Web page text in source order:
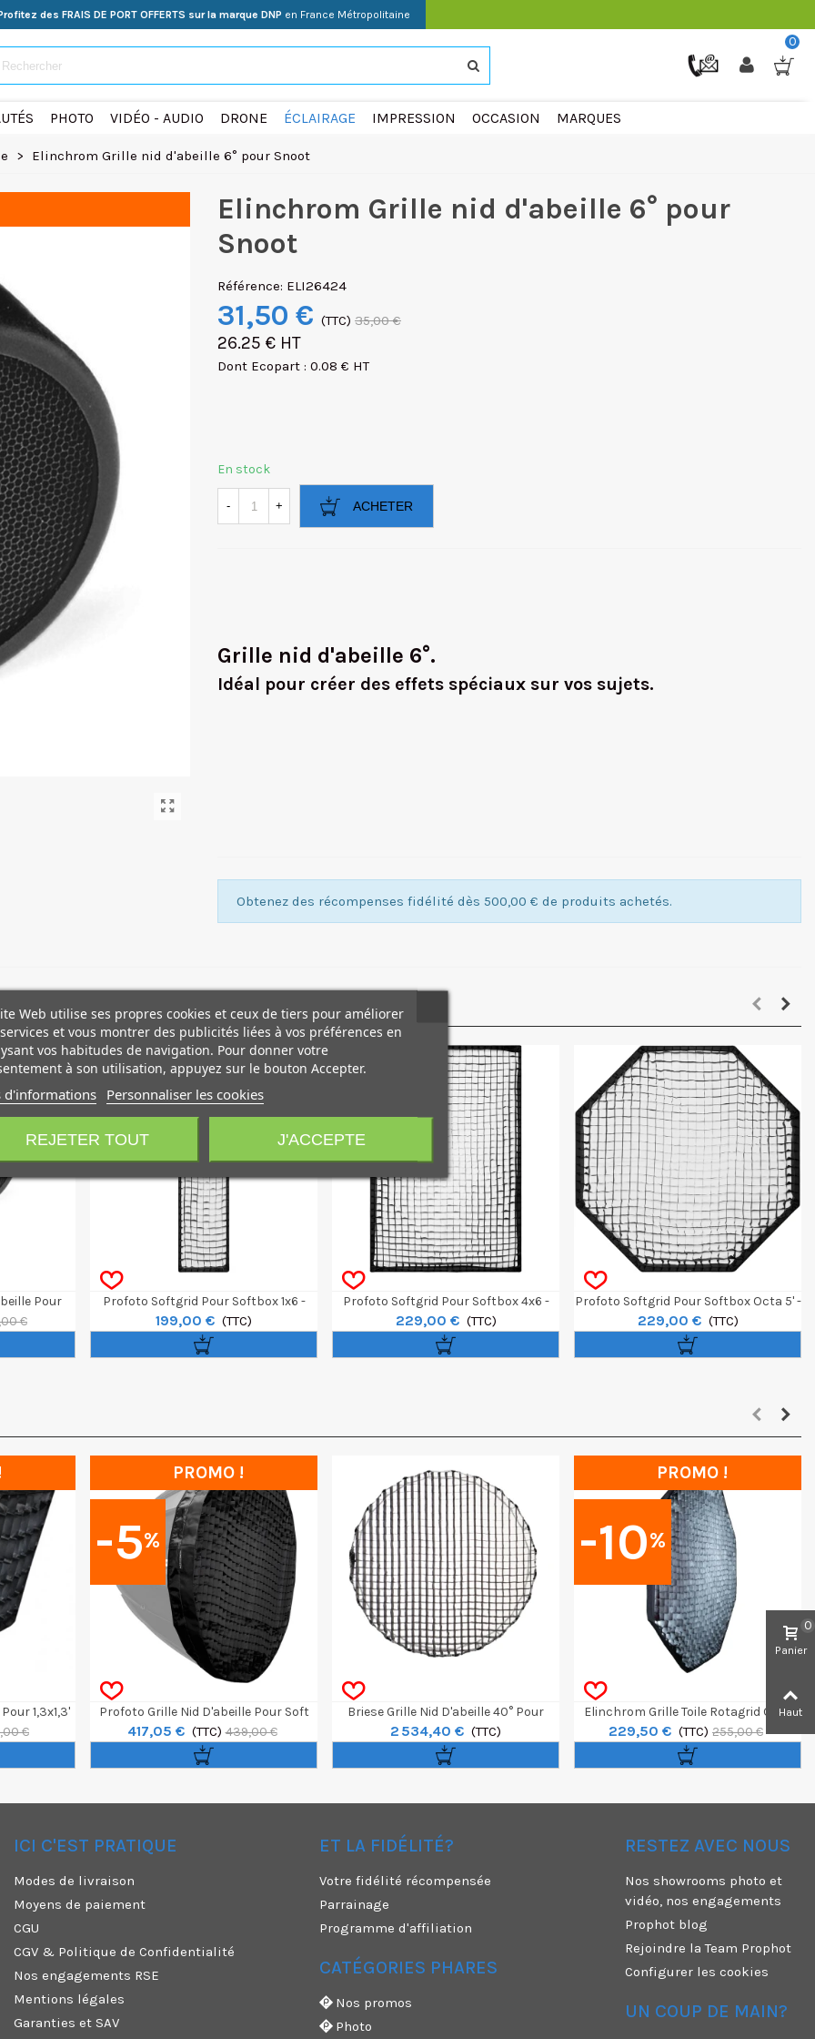
des FRAIS DE PORT OFFERTS sur la marque DNP en France Métropolitaine
0
PHOTO VIDÉO - AUDIO DRONE ÉCLAIRAGE IMPRESSION OCCASION MARQUES
> Elinchrom Grille nid d'abeille 6° pour Snoot
Elinchrom Grille nid d'abeille 6° pour
Snoot
Référence: ELI26424
31,50 € (TTC) 35,00 €
26.25 € HT
Dont Ecopart : 0.08 € HT
En stock
- + ACHETER
Grille nid d'abeille 6°.
Idéal pour créer des effets spéciaux sur vos sujets.
Obtenez des récompenses fidélité dès 500,00 € de produits achetés.
Pour
€
Profoto Softgrid Pour Softbox 1x6 -
30x180cm
199,00 € (TTC)
Profoto Softgrid Pour Softbox 4x6 -
120x180cm
229,00 € (TTC)
Profoto Softgrid Pour Softbox Octa 5' -
150cm
229,00 € (TTC)
1,3x1,3'
€
-5%
PROMO !
Profoto Grille Nid D'abeille Pour Soft
Zoom 120 Cm
417,05 € (TTC) 439,00 €
Briese Grille Nid D'abeille 40° Pour
Focus 77
2 534,40 € (TTC)
-10%
PROMO !
Elinchrom Grille Toile Rotagrid Octa
150cm
229,50 € (TTC) 255,00 €
ICI C'EST PRATIQUE
Modes de livraison
Moyens de paiement
CGU
CGV & Politique de Confidentialité
Nos engagements RSE
Mentions légales
Garanties et SAV
ET LA FIDÉLITÉ?
Votre fidélité récompensée
Parrainage
Programme d'affiliation
CATÉGORIES PHARES
Nos promos
Photo
RESTEZ AVEC NOUS
Nos showrooms photo et
vidéo, nos engagements
Prophot blog
Rejoindre la Team Prophot
Configurer les cookies
UN COUP DE MAIN?
Web utilise ses propres cookies et ceux de tiers pour améliorer
et vous montrer des publicités liées à vos préférences en
vos habitudes de navigation. Pour donner votre
à son utilisation, appuyez sur le bouton Accepter.
d'informations Personnaliser les cookies
REJETER TOUT J'ACCEPTE
Panier
0
Haut